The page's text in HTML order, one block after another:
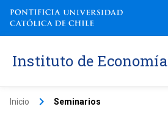
Instituto de Economía
Inicio keyboard_arrow_right Seminarios